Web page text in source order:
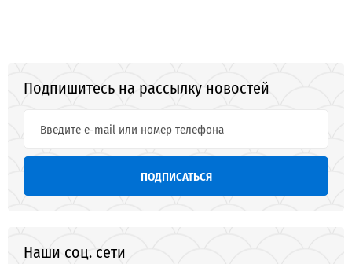
Подпишитесь на рассылку новостей
ПОДПИСАТЬСЯ
Наши соц. сети